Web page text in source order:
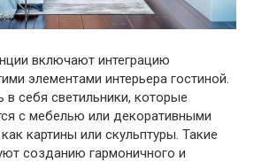
включают интеграцию
элементами интерьера гостиной.
себя светильники, которые
с мебелью или декоративными
картины или скульптуры. Такие
созданию гармоничного и